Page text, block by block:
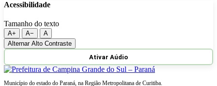
Acessibilidade
Tamanho do texto
A+ A−
A
Alternar Alto Contraste
Ativar Aúdio
Município do estado do Paraná, na Região Metropolitana de Curitiba.